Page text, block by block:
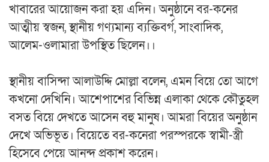
খাবারের আয়োজন করা হয় এদিন। অনুষ্ঠানে বর-কনের
আত্মীয় স্বজন, স্থানীয় গণ্যমান্য ব্যক্তিবর্গ, সাংবাদিক,
আলেম-ওলামারা উপস্থিত ছিলেন।।
স্থানীয় বাসিন্দা আলাউদ্দি মোল্লা বলেন, এমন বিয়ে তো আগে
কখনো দেখিনি। আশেপাশের বিভিন্ন এলাকা থেকে কৌতুহল
বসত বিয়ে দেখতে আসেন বহু মানুষ। আমরা বিয়ের অনুষ্ঠান
দেখে অভিভূত। বিয়েতে বর-কনেরা পরস্পরকে স্বামী-স্ত্রী
হিসেবে পেয়ে আনন্দ প্রকাশ করেন।